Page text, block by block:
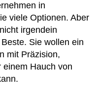
in
viele Optionen. Aber
irgendein
Sie wollen ein
mit Präzision,
einem Hauch von